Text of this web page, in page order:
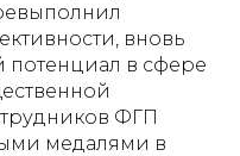
вновь
потенциал в сфере
ФГП
медалями в